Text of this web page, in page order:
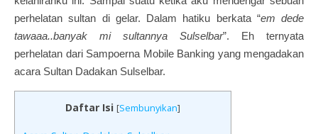
perhelatan sultan di gelar. Dalam hatiku berkata “em dede
tawaaa..banyak mi sultannya Sulselbar”. Eh ternyata
perhelatan dari Sampoerna Mobile Banking yang mengadakan
acara Sultan Dadakan Sulselbar.
Daftar Isi [Sembunyikan]